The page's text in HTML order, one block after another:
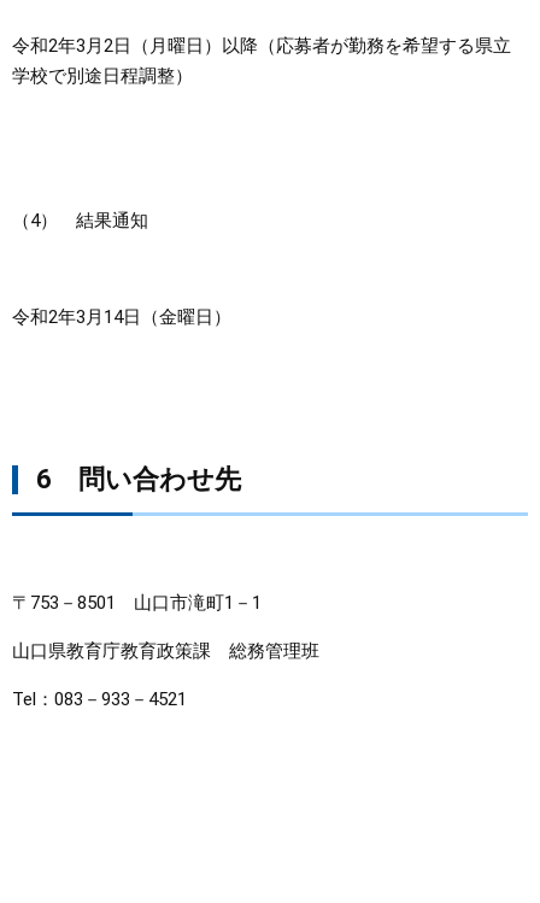
令和2年3月2日（月曜日）以降（応募者が勤務を希望する県立
学校で別途日程調整）
（4） 結果通知
令和2年3月14日（金曜日）
6 問い合わせ先
〒753－8501 山口市滝町1－1
山口県教育庁教育政策課 総務管理班
Tel：083－933－4521